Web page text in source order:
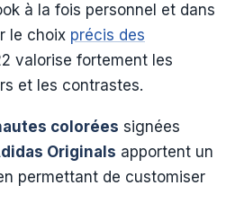
à la fois personnel et dans
le choix précis des
valorise fortement les
et les contrastes.
colorées signées
Originals apportent un
permettant de customiser